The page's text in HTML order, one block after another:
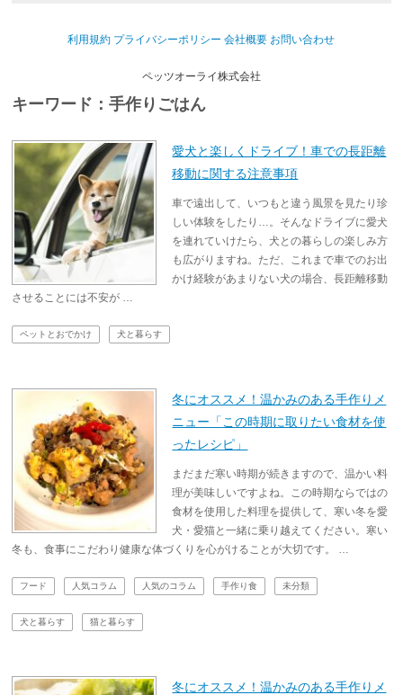
利用規約 プライバシーポリシー 会社概要 お問い合わせ
ペッツオーライ株式会社
キーワード：手作りごはん
愛犬と楽しくドライブ！車での長距離
移動に関する注意事項
車で遠出して、いつもと違う風景を見たり珍
しい体験をしたり…。そんなドライブに愛犬
を連れていけたら、犬との暮らしの楽しみ方
も広がりますね。ただ、これまで車でのお出
かけ経験があまりない犬の場合、長距離移動
させることには不安が …
ペットとおでかけ 犬と暮らす
冬にオススメ！温かみのある手作りメ
ニュー「この時期に取りたい食材を使
ったレシピ」
まだまだ寒い時期が続きますので、温かい料
理が美味しいですよね。この時期ならではの
食材を使用した料理を提供して、寒い冬を愛
犬・愛猫と一緒に乗り越えてください。寒い
冬も、食事にこだわり健康な体づくりを心がけることが大切です。 …
フード 人気コラム 人気のコラム 手作り食 未分類
犬と暮らす 猫と暮らす
冬にオススメ！温かみのある手作りメ